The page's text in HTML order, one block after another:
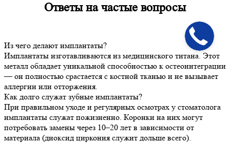
Ответы начастые вопросы
Из чего делают имплантаты?
Имплантаты изготавливаются из медицинского титана. Этот
металл обладает уникальной способностью к остеоинтеграции
— он полностью срастается с костной тканью и не вызывает
аллергии или отторжения.
Как долго служат зубные имплантаты?
При правильном уходе и регулярных осмотрах у стоматолога
имплантаты служат пожизненно. Коронки на них могут
потребовать замены через 10–20 лет в зависимости от
материала (диоксид циркония служит дольше всего).